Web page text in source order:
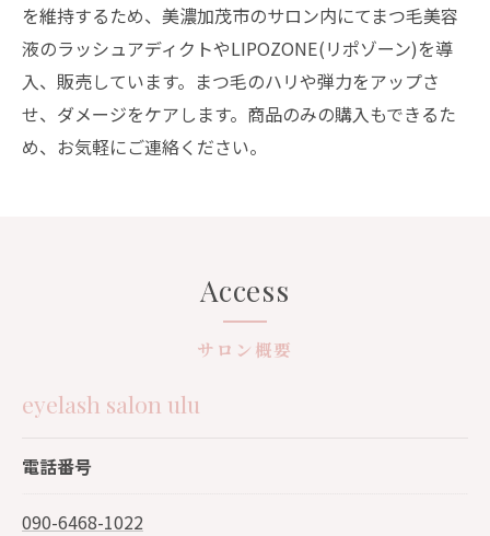
を維持するため、美濃加茂市のサロン内にてまつ毛美容
液のラッシュアディクトやLIPOZONE(リポゾーン)を導
入、販売しています。まつ毛のハリや弾力をアップさ
せ、ダメージをケアします。商品のみの購入もできるた
め、お気軽にご連絡ください。
サロン概要
Access
eyelash salon ulu
電話番号
090-6468-1022